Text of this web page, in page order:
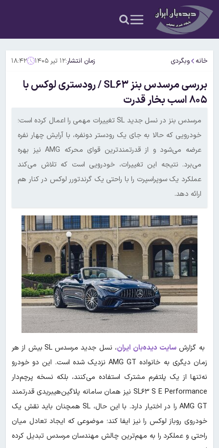
خانه وبگردی زمان انتشار:۱۲ تیر ۱۴۰۵ ۱۸:۴۲
بررسی مرسدس‌ بنز SL۶۳ / رودستری لوکس با
۸۰۵ اسب بخار قدرت
مرسدس‌ بنز در نسل جدید SL تغییرات مهمی را اعمال کرده است؛
خودرویی که حالا به جای یک رودستر دونفره، با آرایش چهار نفره
عرضه می‌شود و از قدرتمندترین قوای محرکه AMG نیز بهره
می‌برد. نتیجه این تغییرات، خودرویی است که تلاش می‌کند
عملکرد یک سوپراسپرت را با راحتی یک گرندتورر لوکس در کنار هم
ارائه دهد.
به گزارشسایت دیده‌بان ایران، نسل جدید مرسدس
SL بیش از هر
زمان دیگری به خانواده AMG GT نزدیک شده است. این دو خودرو
نه‌تنها از یک پلتفرم مشترک استفاده می‌کنند، بلکه نسخه پرچم‌دار
SL۶۳ S E Performance نیز همان سامانه پلاگین‌هیبریدی قدرتمند
AMG GT را در اختیار دارد. با این حال، SL همچنان باید نقش یک
خودروی روباز لوکس را نیز ایفا کند؛ موضوعی که ایجاد تعادل میان
راحتی و عملکرد را به مهم‌ترین چالش مهندسان مرسدس تبدیل کرده